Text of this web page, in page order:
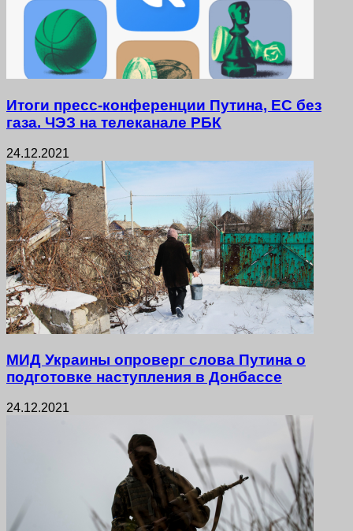
Итоги пресс-конференции Путина, ЕС без
газа. ЧЭЗ на телеканале РБК
24.12.2021
МИД Украины опроверг слова Путина о
подготовке наступления в Донбассе
24.12.2021